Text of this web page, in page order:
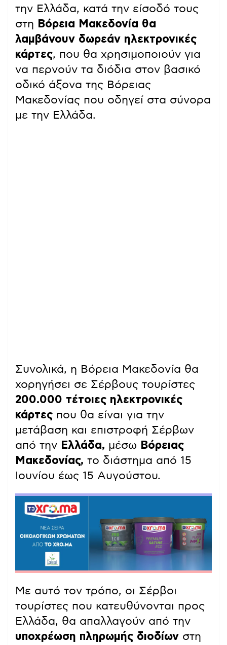
την Ελλάδα, κατά την είσοδό τους
στη Βόρεια Μακεδονία θα
λαμβάνουν δωρεάν ηλεκτρονικές
κάρτες, που θα χρησιμοποιούν για
να περνούν τα διόδια στον βασικό
οδικό άξονα της Βόρειας
Μακεδονίας που οδηγεί στα σύνορα
με την Ελλάδα.
Συνολικά, η Βόρεια Μακεδονία θα
χορηγήσει σε Σέρβους τουρίστες
200.000 τέτοιες ηλεκτρονικές
κάρτες που θα είναι για την
μετάβαση και επιστροφή Σέρβων
από την Ελλάδα, μέσω Βόρειας
Μακεδονίας, το διάστημα από 15
Ιουνίου έως 15 Αυγούστου.
Με αυτό τον τρόπο, οι Σέρβοι
τουρίστες που κατευθύνονται προς
Ελλάδα, θα απαλλαγούν από την
υποχρέωση πληρωμής διοδίων στη